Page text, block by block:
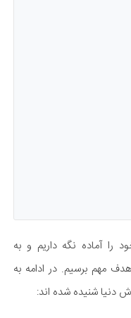
آماده نگه داریم و به
مهم برسیم. در ادامه به
دنیا شنیده شده اند: